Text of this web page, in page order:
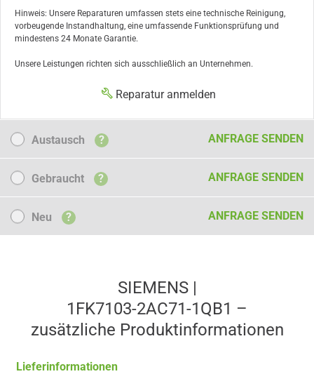
Hinweis: Unsere Reparaturen umfassen stets eine technische Reinigung,
vorbeugende Instandhaltung, eine umfassende Funktionsprüfung und
mindestens 24 Monate Garantie.
Unsere Leistungen richten sich ausschließlich an Unternehmen.
Reparatur anmelden
Austausch
Austausch ? ANFRAGE SENDEN
Gebraucht
Gebraucht ? ANFRAGE SENDEN
NeuNeu ? ANFRAGE SENDEN
SIEMENS |
1FK7103-2AC71-1QB1 –
zusätzliche Produkt­informationen
Lieferinformationen